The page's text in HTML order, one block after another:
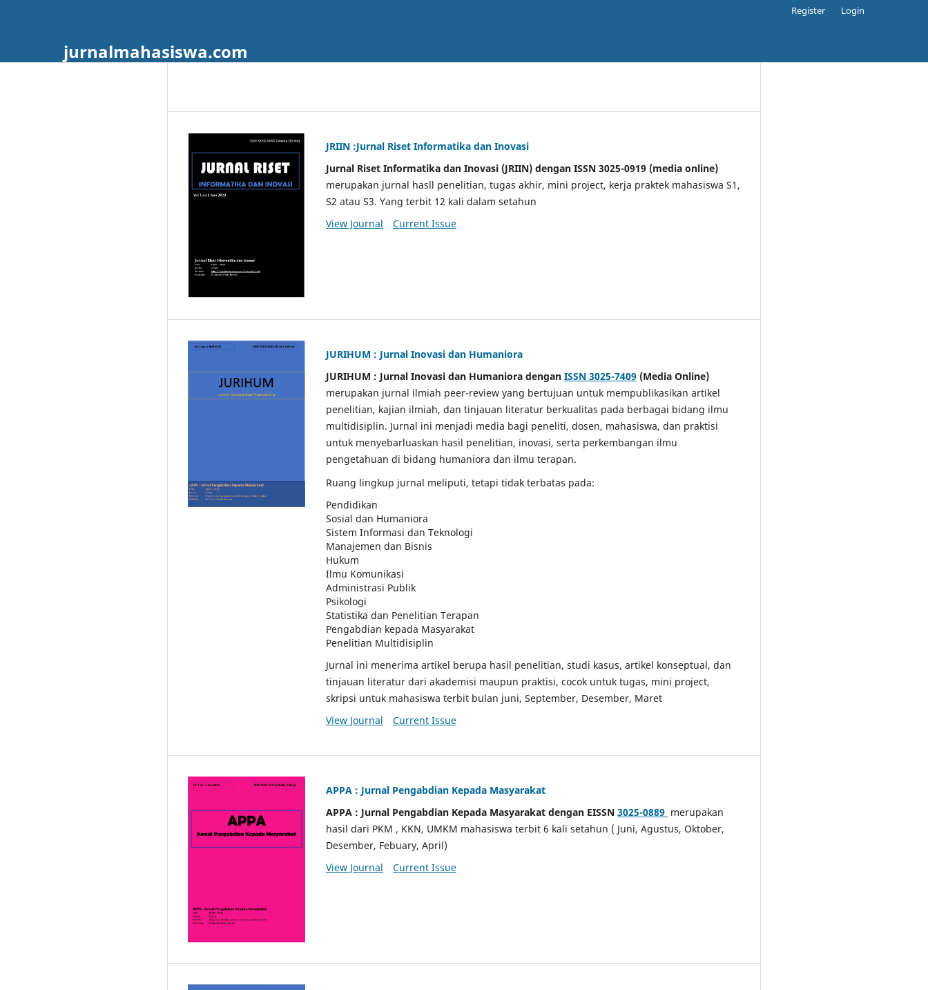
jurnalmahasiswa.com
Register Login
JRIIN :Jurnal Riset Informatika dan Inovasi
Jurnal Riset Informatika dan Inovasi (JRIIN) dengan ISSN 3025-0919 (media online)
merupakan jurnal hasll penelitian, tugas akhir, mini project, kerja praktek mahasiswa S1,
S2 atau S3. Yang terbit 12 kali dalam setahun
View Journal
Current Issue
JURIHUM : Jurnal Inovasi dan Humaniora
JURIHUM : Jurnal Inovasi dan Humaniora dengan ISSN 3025-7409 (Media Online)
merupakan jurnal ilmiah peer-review yang bertujuan untuk mempublikasikan artikel
penelitian, kajian ilmiah, dan tinjauan literatur berkualitas pada berbagai bidang ilmu
multidisiplin. Jurnal ini menjadi media bagi peneliti, dosen, mahasiswa, dan praktisi
untuk menyebarluaskan hasil penelitian, inovasi, serta perkembangan ilmu
pengetahuan di bidang humaniora dan ilmu terapan.
Ruang lingkup jurnal meliputi, tetapi tidak terbatas pada:
Pendidikan
Sosial dan Humaniora
Sistem Informasi dan Teknologi
Manajemen dan Bisnis
Hukum
Ilmu Komunikasi
Administrasi Publik
Psikologi
Statistika dan Penelitian Terapan
Pengabdian kepada Masyarakat
Penelitian Multidisiplin
Jurnal ini menerima artikel berupa hasil penelitian, studi kasus, artikel konseptual, dan
tinjauan literatur dari akademisi maupun praktisi, cocok untuk tugas, mini project,
skripsi untuk mahasiswa terbit bulan juni, September, Desember, Maret
View Journal
Current Issue
APPA : Jurnal Pengabdian Kepada Masyarakat
APPA : Jurnal Pengabdian Kepada Masyarakat dengan EISSN 3025-0889 merupakan
hasil dari PKM , KKN, UMKM mahasiswa terbit 6 kali setahun ( Juni, Agustus, Oktober,
Desember, Febuary, April)
View Journal
Current Issue